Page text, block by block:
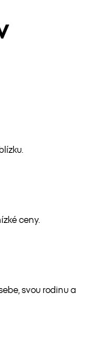
ceny.
svou rodinu a